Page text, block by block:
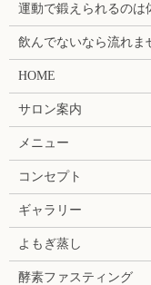
運動で鍛えられるのは
飲んでないなら流れま
HOME
サロン案内
メニュー
コンセプト
ギャラリー
よもぎ蒸し
酵素ファスティング